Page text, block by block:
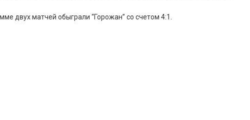
двух матчей обыграли “Горожан” со счетом 4:1.